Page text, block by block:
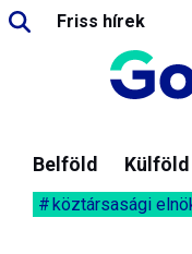
Friss hírek
Belföld Külföld
köztársasági